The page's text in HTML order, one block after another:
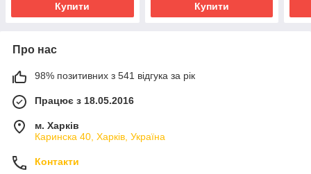
Купити Купити
Про нас
98% позитивних з 541 відгука за рік
Працює з 18.05.2016
м. Харків
Каринска 40, Харків, Україна
Контакти